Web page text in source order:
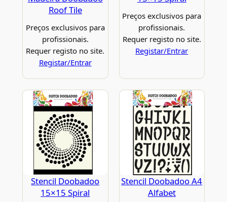
Roof Tile
Preços exclusivos para
profissionais.
Requer registo no site.
Registar/Entrar
Preços exclusivos para
profissionais.
Requer registo no site.
Registar/Entrar
Stencil Doobadoo
15×15 Spiral
Stencil Doobadoo A4
Alfabet